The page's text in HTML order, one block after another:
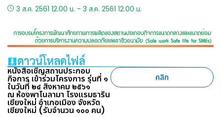
3 ส.ค. 2561 12.00 น. - 3 ส.ค. 2561 12.00 น.
หนังสือเชิญสถานประกอบ
กิจการ เข้าร่วมโครงการ รุ่นที่ ๑
ในวันที่ ๒๔ สิงหาคม ๒๕๖๑
ณ ห้องพาโนลามา โรงแรมธาริน
เชียงใหม่ อำเภอเมือง จังหวัด
เชียงใหม่ (รับจำนวน ๑๐๐ คน)
คลิก